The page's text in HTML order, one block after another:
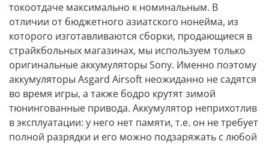
токоотдаче максимально к номинальным. В
отличии от бюджетного азиатского нонейма, из
которого изготавливаются сборки, продающиеся в
страйкбольных магазинах, мы используем только
оригинальные аккумуляторы Sony. Именно поэтому
аккумуляторы Asgard Airsoft неожиданно не садятся
во время игры, а также бодро крутят зимой
тюнингованные привода. Аккумулятор неприхотлив
в эксплуатации: у него нет памяти, т.е. он не требует
полной разрядки и его можно подзаряжать с любой